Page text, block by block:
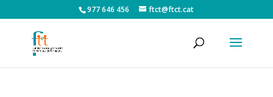
977 646 456 ftct@ftct.cat